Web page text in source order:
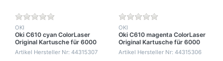
OKI
Oki C610 cyan ColorLaser
Original Kartusche für 6000
Seiten
Artikel Hersteller Nr: 44315307
OKI
Oki C610 magenta ColorLaser
Original Kartusche für 6000
Seiten
Artikel Hersteller Nr: 44315306